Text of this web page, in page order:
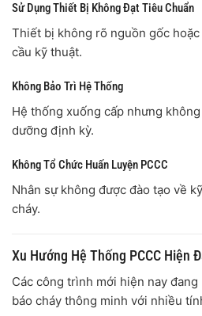
Sử Dụng Thiết Bị Không Đạt Tiêu Chuẩn
Thiết bị không rõ nguồn gốc
cầu kỹ thuật.
Không Bảo Trì Hệ Thống
Hệ thống xuống cấp nhưng
dưỡng định kỳ.
Không Tổ Chức Huấn Luyện PCCC
Nhân sự không được đào tạo về
cháy.
Xu Hướng Hệ Thống PCCC Hiện
Các công trình mới hiện nay
báo cháy thông minh với nhiều